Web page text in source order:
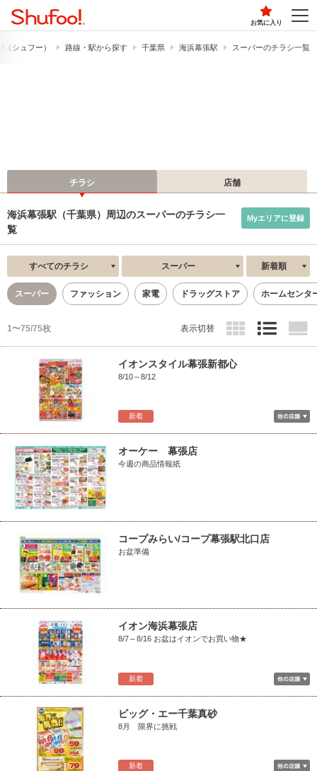
お気に入り
シュフー） 路線・駅から探す 千葉県 海浜幕張駅 スーパーのチラシ一覧
チラシ 店舗
海浜幕張駅（千葉県）周辺のスーパーのチラシ一
覧
Myエリアに登録
すべてのチラシ スーパー 新着順
スーパー ファッション 家電 ドラッグストア ホームセンタ
1〜75/75枚 表示切替
新着
イオンスタイル幕張新都心
8/10～8/12
オーケー 幕張店
今週の商品情報紙
コープみらい/コープ幕張駅北口店
お盆準備
新着
イオン海浜幕張店
8/7～8/16 お盆はイオンでお買い物★
新着
ビッグ・エー千葉真砂
8月 限界に挑戦